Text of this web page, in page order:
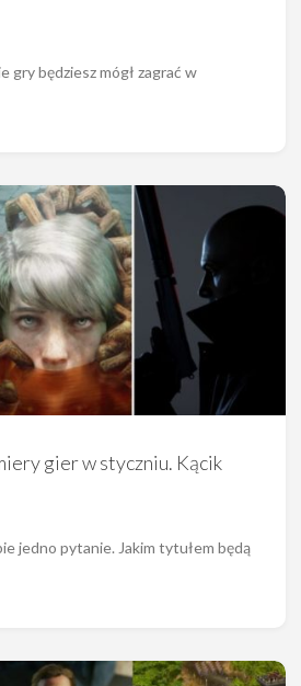
gry będziesz mógł zagrać w
gier w styczniu. Kącik
jedno pytanie. Jakim tytułem będą